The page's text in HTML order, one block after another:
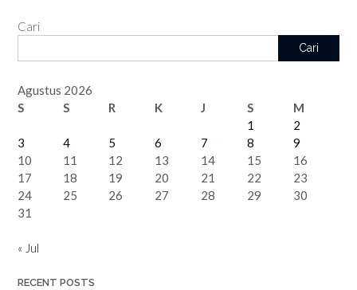
Cari
Cari
Agustus 2026
S
S R K J S
M
1
2
3
4 5 6 7 8
9
10
11 12 13 14 15
16
17
18 19 20 21 22
23
24
25 26 27 28 29
30
31
« Jul
RECENT POSTS